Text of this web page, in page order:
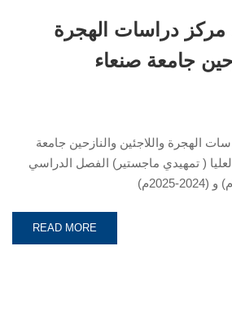
مركز دراسات الهجرة
جامعة صنعاء
الهجرة واللاجئين والنازحين جامعة
( تمهيدي ماجستير) الفصل الدراسي
READ MORE